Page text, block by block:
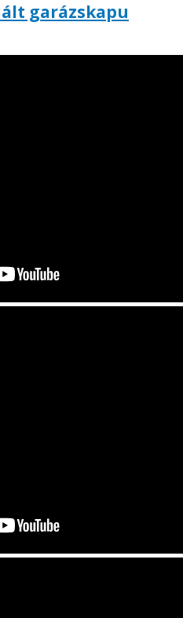
garázskapu